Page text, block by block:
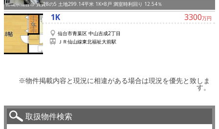
宮城県仙台市 賃貸8の5 土地299.14平米 1K×8戸 満室時利回り 12.54％
3300万円
1K
仙台市青葉区 中山吉成2丁目
ＪＲ仙山線東北福祉大前駅
※物件掲載内容と現況に相違がある場合は現況を優先と致しま
す。
取扱物件検索